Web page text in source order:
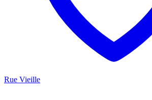
Rue Vieille